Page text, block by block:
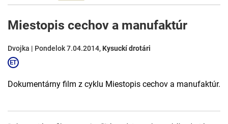
Miestopis cechov a manufaktúr
Dvojka | Pondelok 7.04.2014, Kysuckí drotári
Dokumentárny film z cyklu Miestopis cechov a manufaktúr.